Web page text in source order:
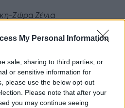
My Personal Information
sale, sharing to third parties, or
or sensitive information for
please use the below opt-out
Please note that after your
you may continue seeing
Ζώρα Ζένια
Fatima, Μούντζιος
Αικατερίνη, Θρουβάλα